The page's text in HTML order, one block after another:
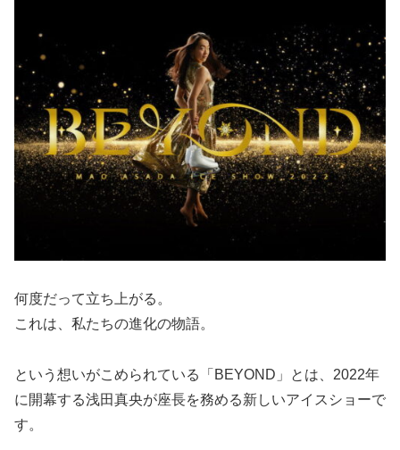
何度だって立ち上がる。
これは、私たちの進化の物語。
という想いがこめられている「BEYOND」とは、2022年
に開幕する浅田真央が座長を務める新しいアイスショーで
す。